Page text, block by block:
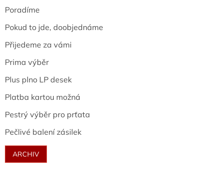
Poradíme
Pokud to jde, doobjednáme
Přijedeme za vámi
Prima výběr
Plus plno LP desek
Platba kartou možná
Pestrý výběr pro prťata
Pečlivé balení zásilek
ARCHIV